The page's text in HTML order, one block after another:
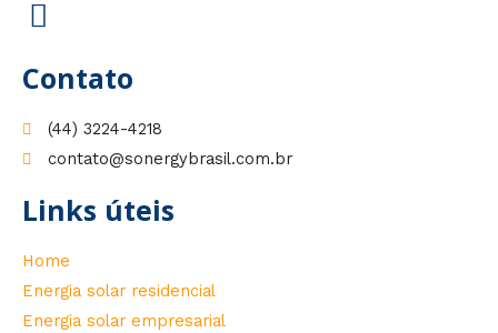
Contato
(44) 3224-4218
contato@sonergybrasil.com.br
Links úteis
Home
Energia solar residencial
Energia solar empresarial